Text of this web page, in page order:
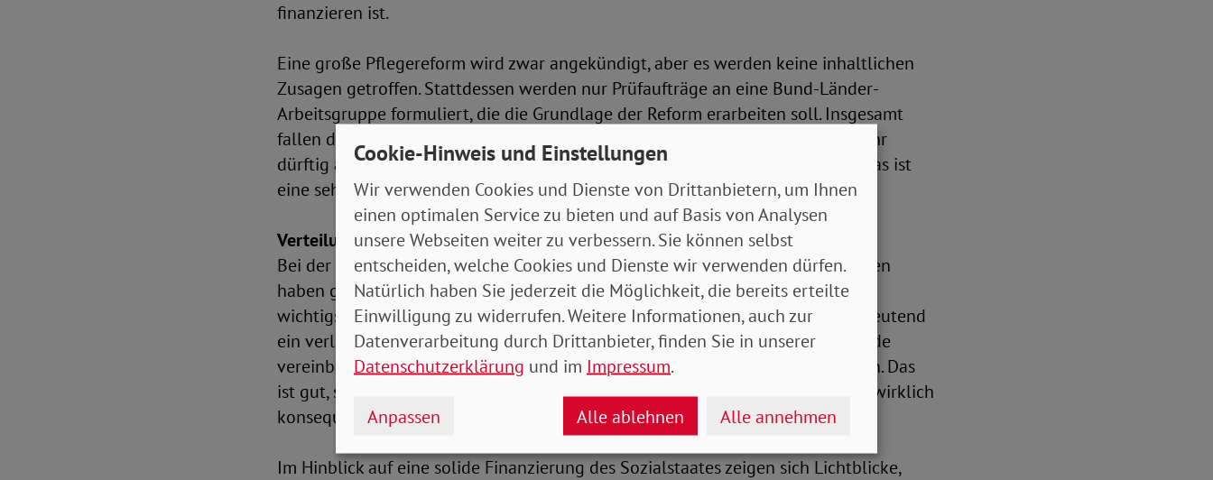
finanzieren ist.
Eine große Pflegereform wird zwar angekündigt, aber es werden keine inhaltlichen
Zusagen getroffen. Stattdessen werden nur Prüfaufträge an eine Bund-Länder-
Arbeitsgruppe formuliert, die die Grundlage der Reform erarbeiten soll. Insgesamt
fallen die Ausführungen im Koalitionsvertrag zur pflegerischen Versorgung sehr
dürftig aus und wird der dramatischen Situation in der Pflege nicht gerecht. Das ist
eine sehr große Enttäuschung - hier muss dingend nachgebessert werden.
Verteilungsgerechtigkeit, Armutsbekämpfung und Wohnen
Bei der sozialen Sicherung darf nicht gespart werden. Die Wahltagsbefragungen
haben gezeigt, dass für die Menschen die „Soziale Sicherheit“ eines er beiden
wichtigsten Themen für die Wahlentscheidung war. Das unterstreicht, wie bedeutend
ein verlässlicher Sozialstaat in unsicheren Zeiten ist. Im Koalitionsvertrag wurde
vereinbart, die soziale Sicherung zu reformieren und zugänglicher zu gestalten. Das
ist gut, solange das Versprechen, das soziale Schutzniveau zu bewahren, auch wirklich
konsequent eingehalten wird.
Im Hinblick auf eine solide Finanzierung des Sozialstaates zeigen sich Lichtblicke,
Cookie-Hinweis und Einstellungen
Wir verwenden Cookies und Dienste von Drittanbietern, um Ihnen
einen optimalen Service zu bieten und auf Basis von Analysen
unsere Webseiten weiter zu verbessern. Sie können selbst
entscheiden, welche Cookies und Dienste wir verwenden dürfen.
Natürlich haben Sie jederzeit die Möglichkeit, die bereits erteilte
Einwilligung zu widerrufen. Weitere Informationen, auch zur
Datenverarbeitung durch Drittanbieter, finden Sie in unserer
Datenschutzerklärung und im Impressum.
Anpassen Alle ablehnen Alle annehmen